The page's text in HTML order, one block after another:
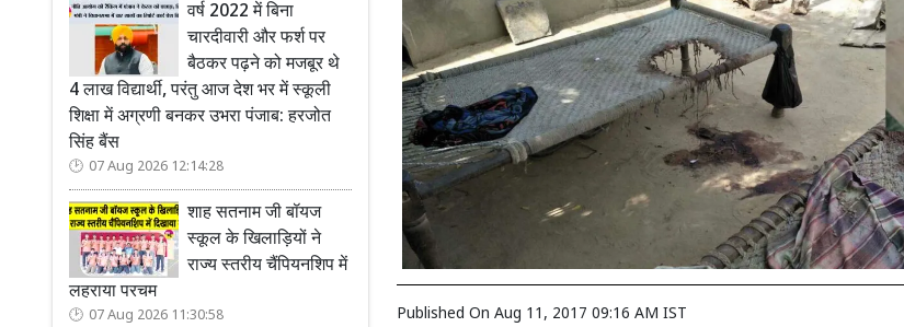
वर्ष 2022 में बिना
चारदीवारी और फर्श पर
बैठकर पढ़ने को मजबूर थे
4 लाख विद्यार्थी, परंतु आज देश भर में स्कूली
शिक्षा में अग्रणी बनकर उभरा पंजाब: हरजोत
सिंह बैंस
07 Aug 2026 12:14:28
शाह सतनाम जी बॉयज
स्कूल के खिलाड़ियों ने
राज्य स्तरीय चैंपियनशिप में
लहराया परचम
07 Aug 2026 11:30:58 Published On Aug 11, 2017 09:16 AM IST